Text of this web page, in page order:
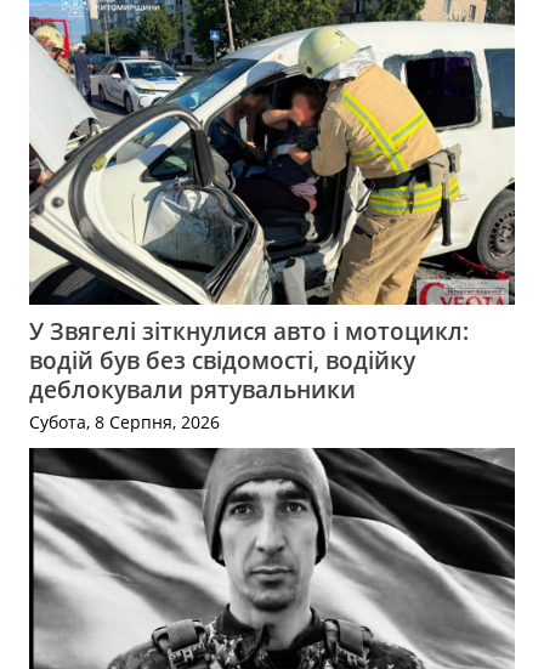
У Звягелі зіткнулися авто і мотоцикл:
водій був без свідомості, водійку
деблокували рятувальники
Субота, 8 Серпня, 2026